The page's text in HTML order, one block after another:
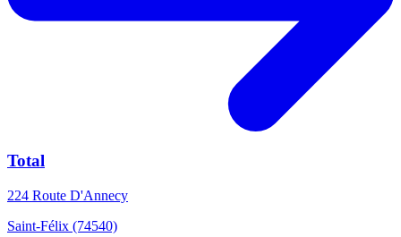
Total
224 Route D'Annecy
Saint-Félix (74540)